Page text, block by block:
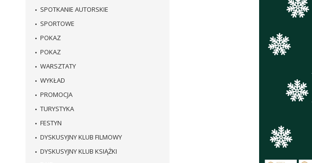
SPOTKANIE AUTORSKIE
SPORTOWE
POKAZ
POKAZ
WARSZTATY
WYKŁAD
PROMOCJA
TURYSTYKA
FESTYN
DYSKUSYJNY KLUB FILMOWY
DYSKUSYJNY KLUB KSIĄŻKI